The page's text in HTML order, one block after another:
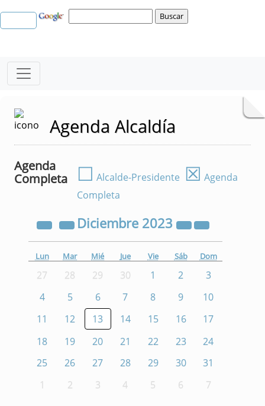
Agenda Alcaldía
Agenda
Completa
☐ Alcalde-Presidente ☒ Agenda
Completa
Diciembre 2023
Lun Mar Mié Jue Vie Sáb Dom
27 28 29 30 1 2
3
4
5 6 7 8 9
10
11
12 13 14 15 16
17
18
19 20 21 22 23
24
25
26 27 28 29 30
31
1
2 3 4 5 6 7